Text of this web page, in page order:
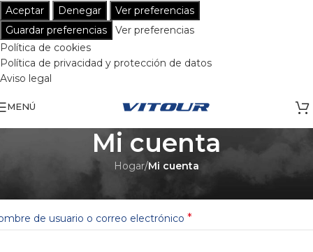
Aceptar
Denegar
Ver preferencias
Guardar preferencias
Ver preferencias
Política de cookies
Política de privacidad y protección de datos
Aviso legal
MENÚ
Mi cuenta
Hogar/Mi cuenta
de usuario o correo electrónico *